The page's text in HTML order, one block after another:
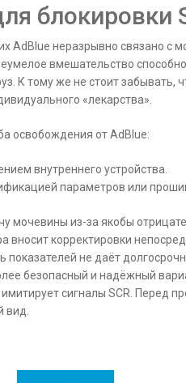
блокировки
AdBlue неразрывно связано с
вмешательство
К тому же не стоит
«лекарства».
освобождения от AdBlue:
внутреннего устройства.
параметров или
мочевины из-за якобы
вносит корректировки
показателей не даёт
безопасный и надёжный
сигналы SCR. Перед
вид.